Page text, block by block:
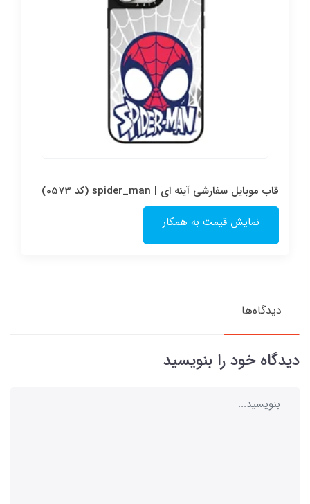
قاب موبایل سفارشی آینه ای | spider_man (کد 0573)
نمایش قیمت به همکار
دیدگاه‌ها
دیدگاه خود را بنویسید